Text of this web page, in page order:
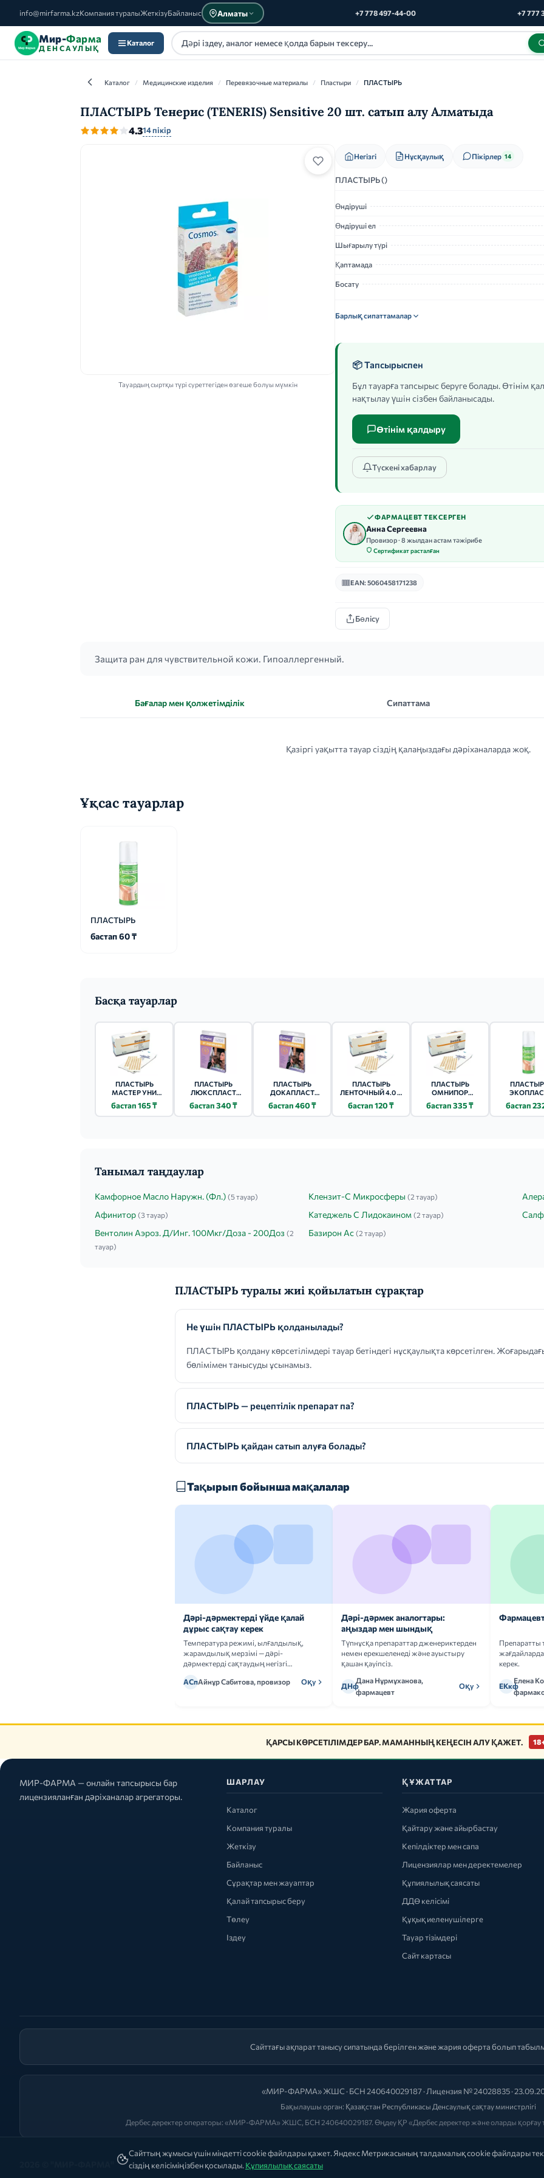
info@mirfarma.kzКомпания туралыЖеткізуБайланыс Алматы +7 778 497-44-00 +7 777
Мир-Фарма
ДЕНСАУЛЫҚ
Каталог
Сайттың жұмысы үшін міндетті cookie файлдары қажет. Яндекс Метрикасының талдамалық cookie файлдары тек
сіздің келісіміңізбен қосылады. Құпиялылық саясаты
Каталог / Медицинские изделия / Перевязочные материалы / Пластыри / ПЛАСТЫРЬ
ПЛАСТЫРЬ Тенерис (TENERIS) Sensitive 20 шт. сатып алу Алматыда
4.314 пікір
Тауардың сыртқы түрі суреттегіден өзгеше болуы мүмкін
Негізгі Нұсқаулық Пікірлер 14
ПЛАСТЫРЬ ()
Өндіруші
Өндіруші ел
Шығарылу түрі
Қаптамада
Босату
Барлық сипаттамалар
📦 Тапсырыспен
Бұл тауарға тапсырыс беруге болады. Өтінім
нақтылау үшін сізбен байланысады.
Өтінім қалдыру
Түскені хабарлау
ФАРМАЦЕВТ ТЕКСЕРГЕН
Анна Сергеевна
Провизор · 8 жылдан астам тәжірибе
Сертификат расталған
EAN: 5060458171238
Бөлісу
Защита ран для чувствительной кожи. Гипоаллергенный.
Бағалар мен қолжетімділік Сипаттама
Қазіргі уақытта тауар сіздің қалаңыздағы дәріханаларда жоқ.
Ұқсас тауарлар
ПЛАСТЫРЬ
бастап 60 ₸
Басқа тауарлар
ПЛАСТЫРЬ
МАСТЕР УНИ
ЛЕНТОЧНЫЙ
5Х500СМ
бастап 165 ₸
ПЛАСТЫРЬ
ЛЮКСПЛАСТ
ГЛАЗНОЙ НАБОР 7
ШТ.
бастап 340 ₸
ПЛАСТЫРЬ
ДОКАПЛАСТ
бастап 460 ₸
ПЛАСТЫРЬ
ЛЕНТОЧНЫЙ 4.0 Х
бастап 120 ₸
ПЛАСТЫРЬ
ОМНИПОР
5Х500СМ
бастап 335 ₸
500СМ 1
бастап
Танымал таңдаулар
Камфорное Масло Наружн. (Фл.) (5 тауар) Клензит-С Микросферы (2 тауар)
Афинитор (3 тауар) Катеджель С Лидокаином (2 тауар)
Вентолин Аэроз. Д/Инг. 100Мкг/Доза - 200Доз (2
тауар)
Базирон Ас (2 тауар)
ПЛАСТЫРЬ туралы жиі қойылатын сұрақтар
Не үшін ПЛАСТЫРЬ қолданылады?
ПЛАСТЫРЬ қолдану көрсетілімдері тауар бетіндегі нұсқаулықта көрсетілген.
бөлімімен танысуды ұсынамыз.
ПЛАСТЫРЬ — рецептілік препарат па?
ПЛАСТЫРЬ қайдан сатып алуға болады?
Тақырып бойынша мақалалар
Дәрі-дәрмектерді үйде қалай
дұрыс сақтау керек
Температура режимі, ылғалдылық,
жарамдылық мерзімі — дәрі-
дәрмектерді сақтаудың негізгі
АСпАйнұр Сабитова, провизор Оқу
Дәрі-дәрмек аналогтары:
аңыздар мен шындық
Түпнұсқа препараттар дженериктерден
немен ерекшеленеді және ауыстыру
қашан қауіпсіз.
ДНф
Дана Нұрмұханова,
фармацевт
Оқу
Препаратты
жағдайларда
керек.
ЕКкф
Елена
ҚАРСЫ КӨРСЕТІЛІМДЕР БАР. МАМАННЫҢ КЕҢЕСІН АЛУ ҚАЖЕТ.
МИР-ФАРМА — онлайн тапсырысы бар
лицензияланған дәріханалар агрегаторы.
ШАРЛАУ
Каталог
Компания туралы
Жеткізу
Байланыс
Сұрақтар мен жауаптар
Қалай тапсырыс беру
Төлеу
Іздеу
ҚҰЖАТТАР
Жария оферта
Қайтару және айырбастау
Кепілдіктер мен сапа
Лицензиялар мен деректемелер
Құпиялылық саясаты
ДДӨ келісімі
Құқық иеленушілерге
Тауар тізімдері
Сайт картасы
Сайттағы ақпарат танысу сипатында берілген және жария оферта болып
«МИР-ФАРМА» ЖШС · БСН 240640029187 · Лицензия № 24028835 ·
Бақылаушы орган: Қазақстан Республикасы Денсаулық сақтау министрлігі
Дербес деректер операторы: «МИР-ФАРМА» ЖШС, БСН 240640029187. Өңдеу ҚР «Дербес деректер және оларды қорғау